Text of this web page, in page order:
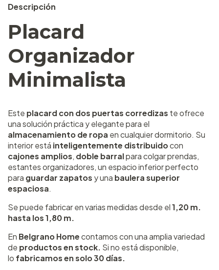
Descripción
Placard
Organizador
Minimalista
Este placard con dos puertas corredizas te ofrece
una solución práctica y elegante para el
almacenamiento de ropa en cualquier dormitorio. Su
interior está inteligentemente distribuidocon
cajones amplios, doble barralpara colgar prendas,
estantes organizadores, un espacio inferior perfecto
para guardar zapatos y una baulera superior
espaciosa.
Se puede fabricar en varias medidas desde el1,20 m.
hasta los 1,80 m.
En Belgrano Homecontamos con una amplia variedad
de productos en stock. Si no está disponible,
lo fabricamos en solo 30 días.